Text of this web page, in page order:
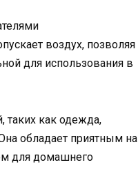
воздух, позволяя
для использования в
таких как одежда,
обладает приятным на
для домашнего